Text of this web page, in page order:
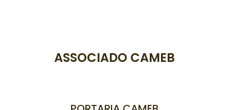
ASSOCIADO CAMEB